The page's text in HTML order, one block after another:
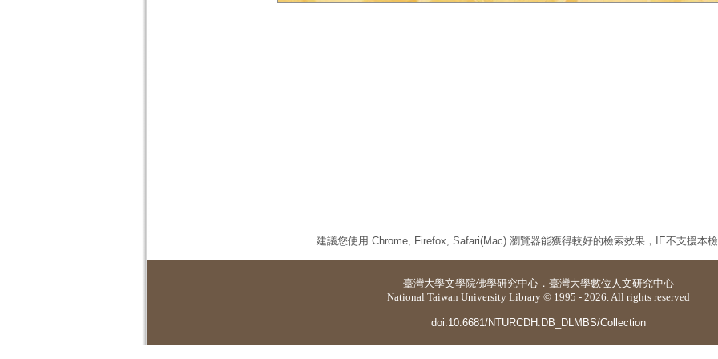
建議您使用 Chrome, Firefox, Safari(Mac) 瀏覽器能獲得較好的檢索效果，IE不支援本檢
臺灣大學文學院佛學研究中心 ． 臺灣大學數位人文研究中心
National Taiwan University Library © 1995 - 2026. All rights reserved
doi:10.6681/NTURCDH.DB_DLMBS/Collection